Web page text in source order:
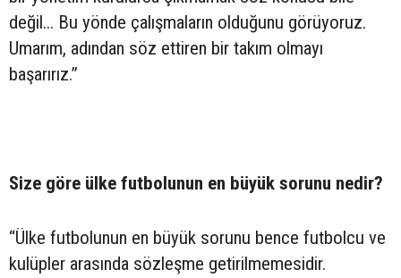
değil... Bu yönde çalışmaların olduğunu görüyoruz.
Umarım, adından söz ettiren bir takım olmayı
başarırız.”
Size göre ülke futbolunun en büyük sorunu nedir?
“Ülke futbolunun en büyük sorunu bence futbolcu ve
kulüpler arasında sözleşme getirilmemesidir.